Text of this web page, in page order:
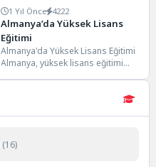
1 Yıl Önce 4222
Almanya’da Yüksek Lisans
Eğitimi
Almanya'da Yüksek Lisans Eğitimi
Almanya, yüksek lisans eğitimi
(16)